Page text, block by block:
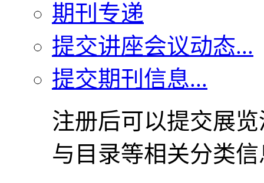
期刊专递
提交讲座会议动态...
提交期刊信息...
注册后可以提交展
与目录等相关分类